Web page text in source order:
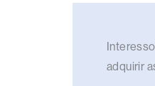
adquirir